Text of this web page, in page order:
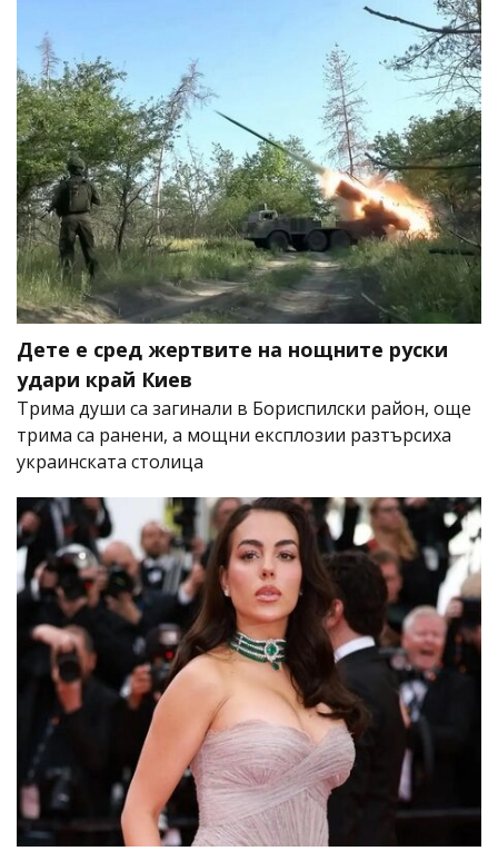
Дете е сред жертвите на нощните руски
удари край Киев
Трима души са загинали в Бориспилски район, още
трима са ранени, а мощни експлозии разтърсиха
украинската столица